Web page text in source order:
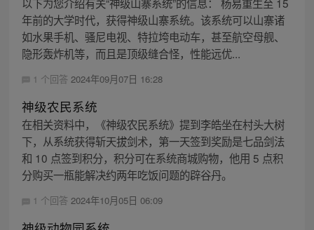
年前的大学时代，获得神级山寨系统。该系统可以山寨诸
如水果手机、骚尼电视、特拉垮电动车，甚至航空母舰、
隐形轰炸机等，而且是顶级缝合怪，性能远优...
1 个回答 2024年09月07日 16:28
神级农民系统
在相关资料中，《神级农民系统》提到李皓坐在村头大树
下，从系统获得斩天拔剑术，第一天签到奖励是七品剑法
和 10 点签到积分，积分可在系统商城购物，他用 5 点积
分购买一瓶能解决约两年吃饭问题的辟谷丹。
1 个回答 2024年10月05日 06:09